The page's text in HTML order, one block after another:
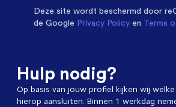
Deze site wordt beschermd door
de Google Privacy Policy en Terms
Hulp nodig?
Op basis van jouw profiel kijken wij
hierop aansluiten. Binnen 1 werkdag